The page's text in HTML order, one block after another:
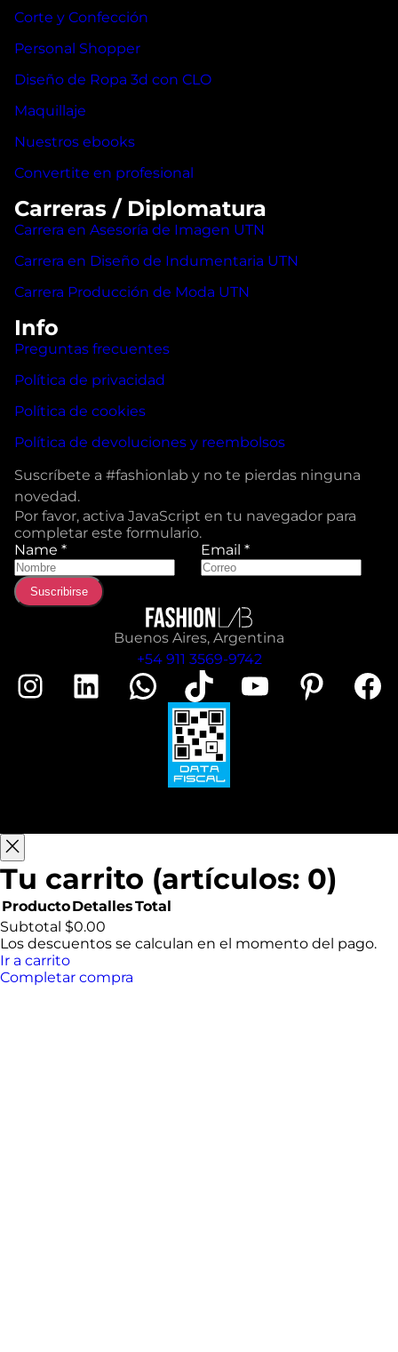
Corte y Confección
Personal Shopper
Diseño de Ropa 3d con CLO
Maquillaje
Nuestros ebooks
Convertite en profesional
Carreras / Diplomatura
Carrera en Asesoría de Imagen UTN
Carrera en Diseño de Indumentaria UTN
Carrera Producción de Moda UTN
Info
Preguntas frecuentes
Política de privacidad
Política de cookies
Política de devoluciones y reembolsos
Suscríbete a #fashionlab y no te pierdas ninguna
novedad.
Por favor, activa JavaScript en tu navegador para
completar este formulario.
Name * Email *
Suscribirse
Buenos Aires, Argentina
+54 911 3569-9742
Instagram LinkedIn WhatsApp TikTok YouTube Pinterest Facebook
Tu carrito (artículos: 0)
Productos
del
ProductoDetallesTotal
Subtotal $0.00
Los descuentos se calculan en el momento del pago.
Ir a carrito
Completar compra